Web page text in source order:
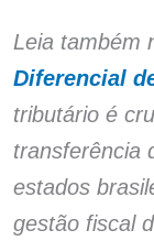
Leia também
Diferencial
tributário é
transferência
estados
gestão fiscal